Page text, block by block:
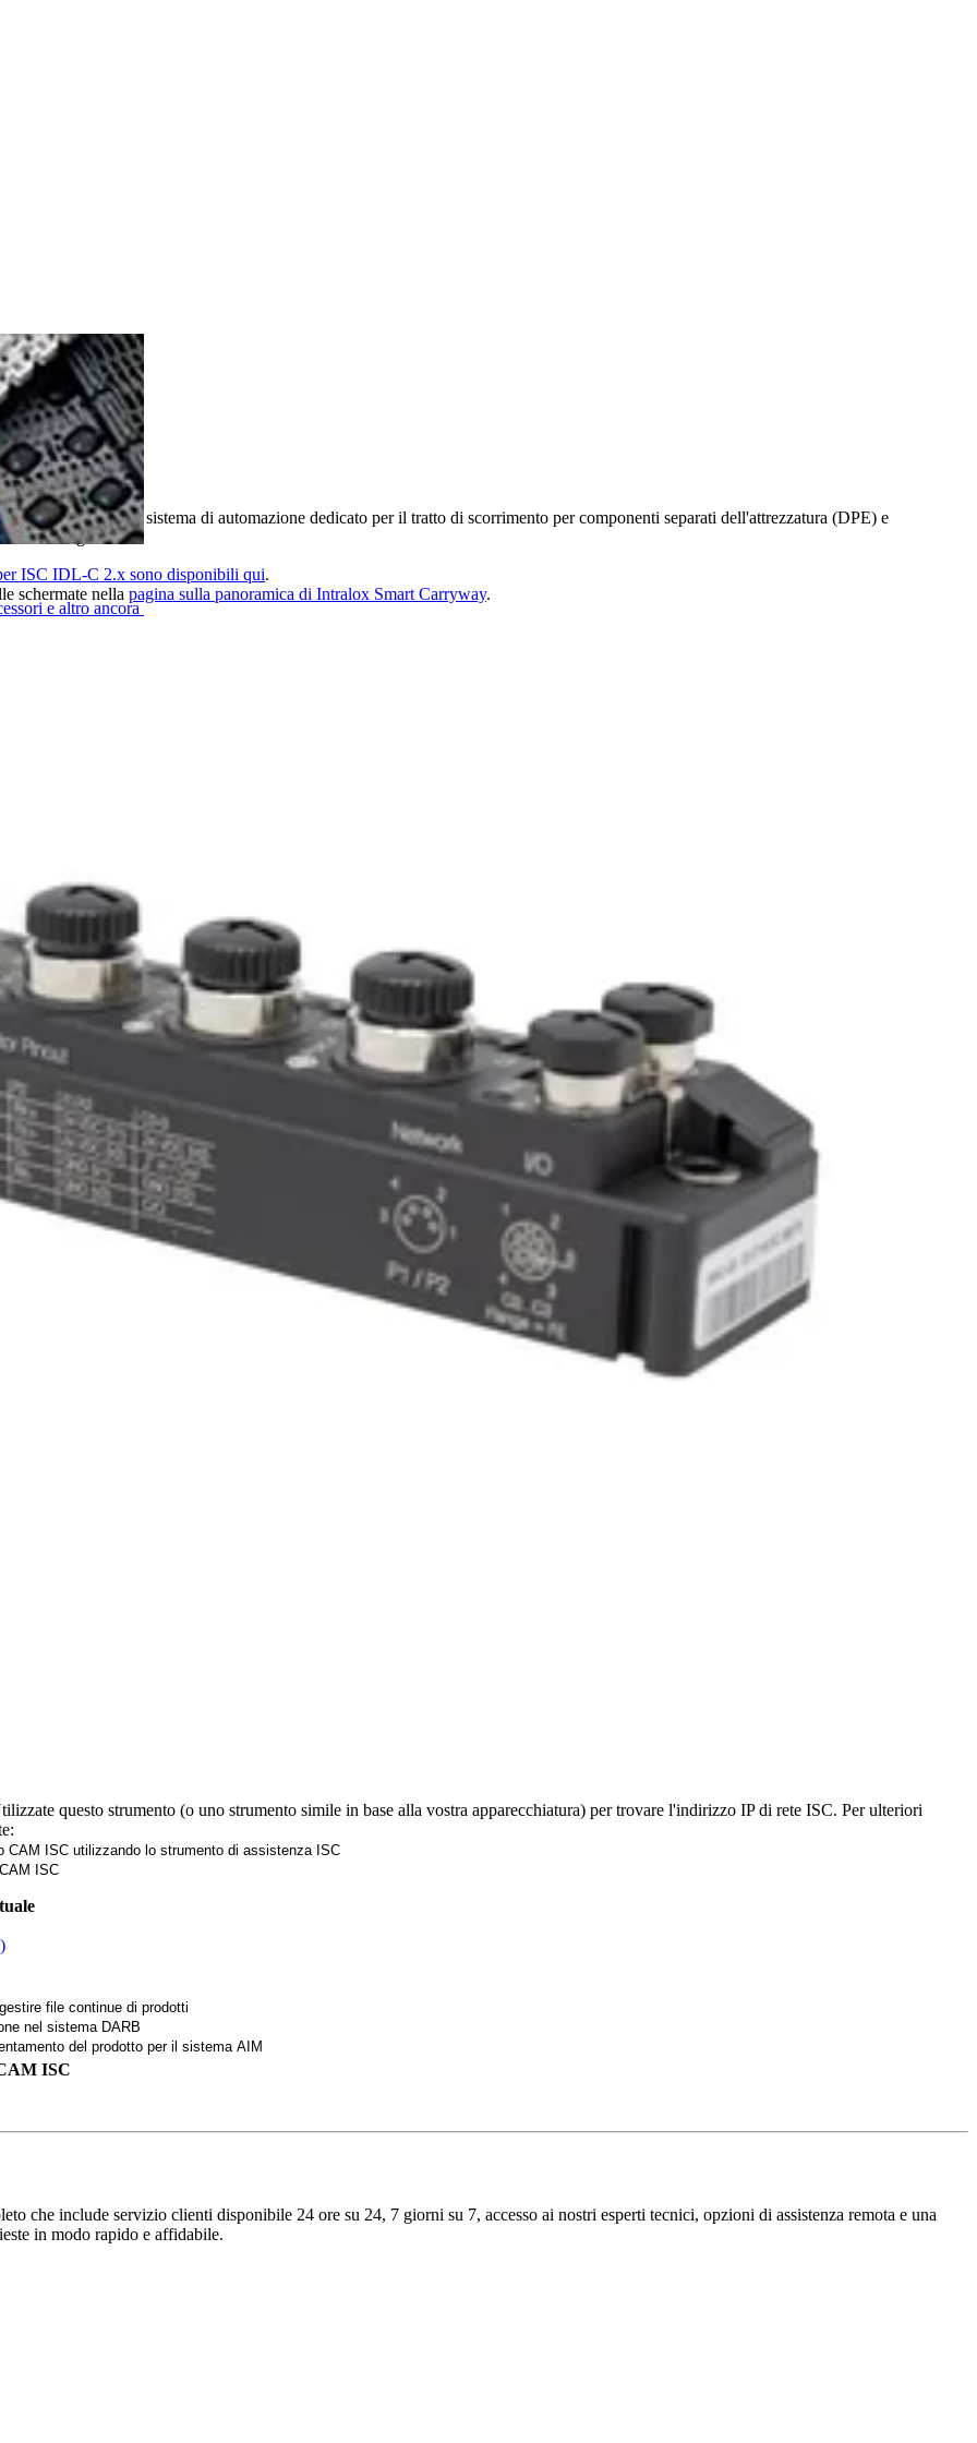
e altro ancora
C 1.x
è un innovativo sistema di automazione dedicato per il tratto di scorrimento per componenti separati dell'attrezzatura (DPE) e
i dati diagnostici.
ISC IDL-C 2.x sono disponibili qui.
schermate nella pagina sulla panoramica di Intralox Smart Carryway.
del modulo CAM ISC nella comunicazione delle linee
(PDF)
il portale TIA Siemens
Rockwell Automation BootP DHCP Server
a colori per i cavi, che si allinea con i cavi utilizzati sull'apparecchiatura. Gli indicatori colorati sono indicati come un nastro sul connettore,
questo strumento (o uno strumento simile in base alla vostra apparecchiatura) per trovare l'indirizzo IP di rete ISC. Per ulteriori
CAM ISC utilizzando lo strumento di assistenza ISC
ISC
file continue di prodotti
nel sistema DARB
del prodotto per il sistema AIM
ISC
che include servizio clienti disponibile 24 ore su 24, 7 giorni su 7, accesso ai nostri esperti tecnici, opzioni di assistenza remota e una
in modo rapido e affidabile.